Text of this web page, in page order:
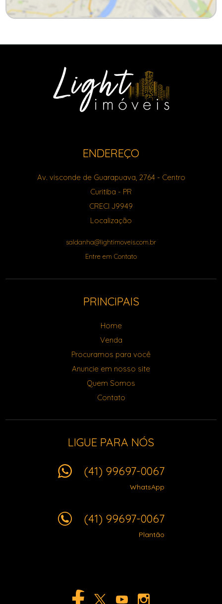
ENDEREÇO
Av. visconde de Guarapuava, 2764- Centro
Curitiba - PR
CRECI J9949
Localização
saldanha@lightimoveis.com.br
Entre em Contato
PRINCIPAIS
Home
Venda
Procuramos para você
Anuncie em nosso site
Quem Somos
Contato
LIGUE PARA NÓS
(41) 99697-0067
WhatsApp
(41) 99697-0067
Plantão